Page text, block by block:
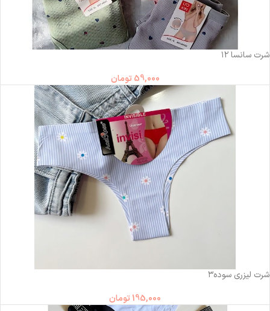
شرت سانسا ۱۲
59,000 تومان
شرت لیزری سوده۳
195,000 تومان